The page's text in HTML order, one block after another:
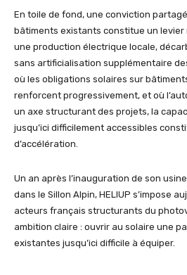
En toile de fond, une conviction
bâtiments existants constitue un levier
une production électrique locale,
sans artificialisation supplémentaire
où les obligations solaires sur
renforcent progressivement, et où
un axe structurant des projets, la
jusqu’ici difficilement accessibles
d’accélération.
Un an après l’inauguration de son
dans le Sillon Alpin, HELIUP s’impose
acteurs français structurants du
ambition claire : ouvrir au solaire une
existantes jusqu’ici difficile à équiper.